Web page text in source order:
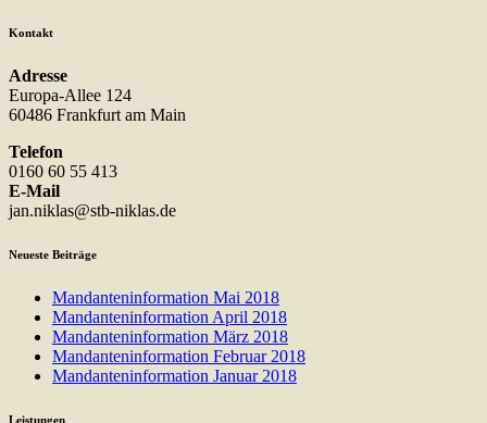
Kontakt
Adresse
Europa-Allee 124
60486 Frankfurt am Main
Telefon
0160 60 55 413
E-Mail
jan.niklas@stb-niklas.de
Neueste Beiträge
Mandanteninformation Mai 2018
Mandanteninformation April 2018
Mandanteninformation März 2018
Mandanteninformation Februar 2018
Mandanteninformation Januar 2018
Leistungen